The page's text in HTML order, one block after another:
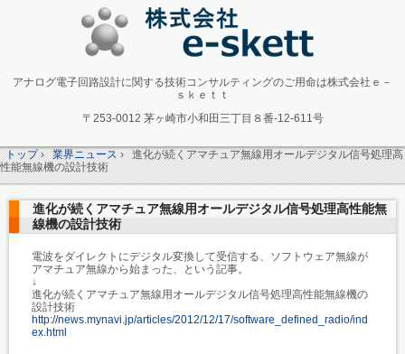
アナログ電子回路設計に関する技術コンサルティングのご用命は株式会社ｅ－
ｓｋｅｔｔ
〒253-0012 茅ヶ崎市小和田三丁目８番-12-611号
トップ› 業界ニュース› 進化が続くアマチュア無線用オールデジタル信号処理高
性能無線機の設計技術
進化が続くアマチュア無線用オールデジタル信号処理高性能無
線機の設計技術
電波をダイレクトにデジタル変換して受信する、ソフトウェア無線が
アマチュア無線から始まった、という記事。
↓
進化が続くアマチュア無線用オールデジタル信号処理高性能無線機の
設計技術
http://news.mynavi.jp/articles/2012/12/17/software_defined_radio/ind
ex.html